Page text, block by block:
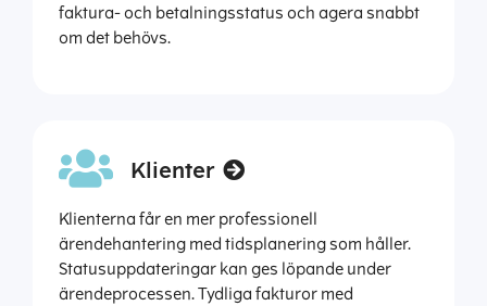
faktura- och betalningsstatus och agera snabbt
om det behövs.
Klienter
Klienterna får en mer professionell
ärendehantering med tidsplanering som håller.
Statusuppdateringar kan ges löpande under
ärendeprocessen. Tydliga fakturor med